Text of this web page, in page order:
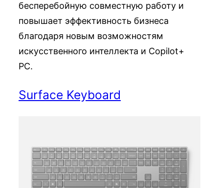
бесперебойную совместную работу и
повышает эффективность бизнеса
благодаря новым возможностям
искусственного интеллекта и Copilot+
PC.
Surface Keyboard